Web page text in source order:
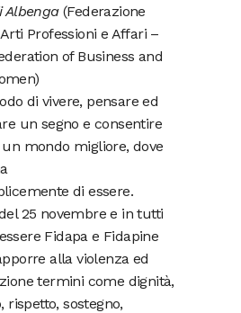
Albenga(Federazione
Professioni e Affari –
of Business and
di vivere, pensare ed
un segno e consentire
mondo migliore, dove
di essere.
25 novembre e in tutti
Fidapa e Fidapine
alla violenza ed
termini come dignità,
rispetto, sostegno,